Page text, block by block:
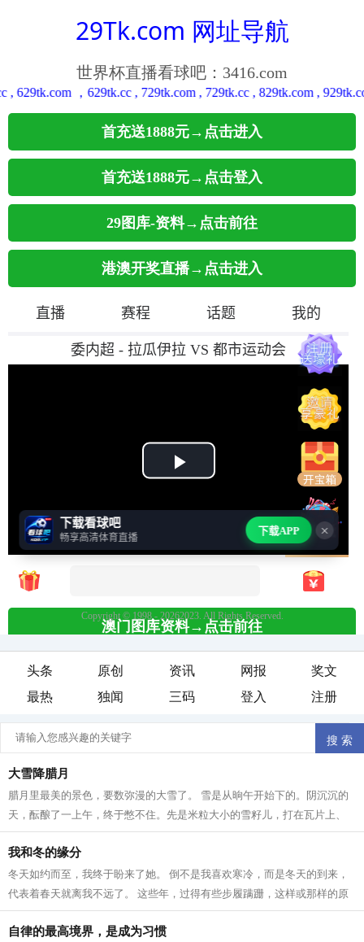
头条 原创 资讯 网报
奖文
最热
独闻 三码 登入 注册
大雪降腊月
腊月里最美的景色，要数弥漫的大雪了。 雪是从晌午开始下的。阴沉沉的
天，酝酿了一上午，终于憋不住。先是米粒大小的雪籽儿，打在瓦片上、
枯枝上，沙沙作响。接着，雪籽中夹带...
我和冬的缘分
冬天如约而至，我终于盼来了她。 倒不是我喜欢寒冷，而是冬天的到来，
代表着春天就离我不远了。 这些年，过得有些步履蹒跚，这样或那样的原
因。所以我一直在期待着 人生 跟季节...
自律的最高境界，是成为习惯